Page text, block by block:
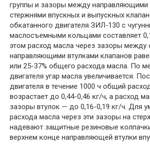
группы и зазоры между направляющими
стержнями впускных и выпускных
обкатанного двигателя ЗИЛ-130 с
маслосъемными кольцами составляет
этом расход масла через зазоры между
направляющими втулками клапанов
или 25-37% общего расхода масла. По
двигателя угар масла увеличивается.
двигателя в течение 1000 ч общий
возрастает до 0,44-0,46 кг/ч, а расход
зазоры втулок — до 0,16-0,19 кг/ч. Для
расхода масла через эти зазоры на
надевают защитные резиновые
верхнем конце направляющей втулки